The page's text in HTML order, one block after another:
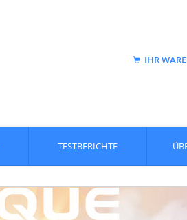
IHR
TESTBERICHTE